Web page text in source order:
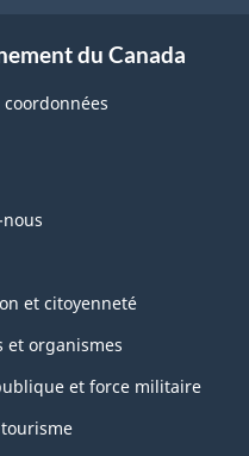
du Canada
et citoyenneté
et organismes
et force militaire